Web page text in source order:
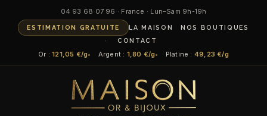
04 93 68 07 96 · France · Lun–Sam 9h-19h
ESTIMATION GRATUITE LA MAISON
NOS BOUTIQUES
CONTACT
Or :121,05 €/g Argent : 1,80 €/g Platine : 49,23 €/g